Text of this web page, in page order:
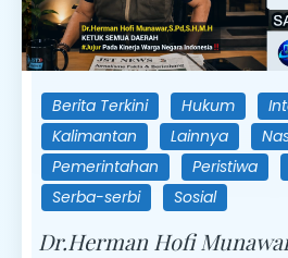
Berita Terkini Hukum
Kalimantan
Lainnya
Pemerintahan
Peristiwa
Serba-serbi
Sosial
Dr.Herman Hofi